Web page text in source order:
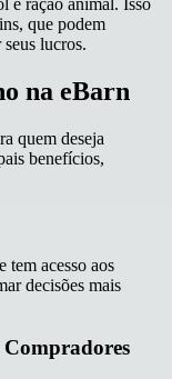
e ração animal. Isso
que podem
lucros.
na eBarn
quem deseja
benefícios,
tem acesso aos
decisões mais